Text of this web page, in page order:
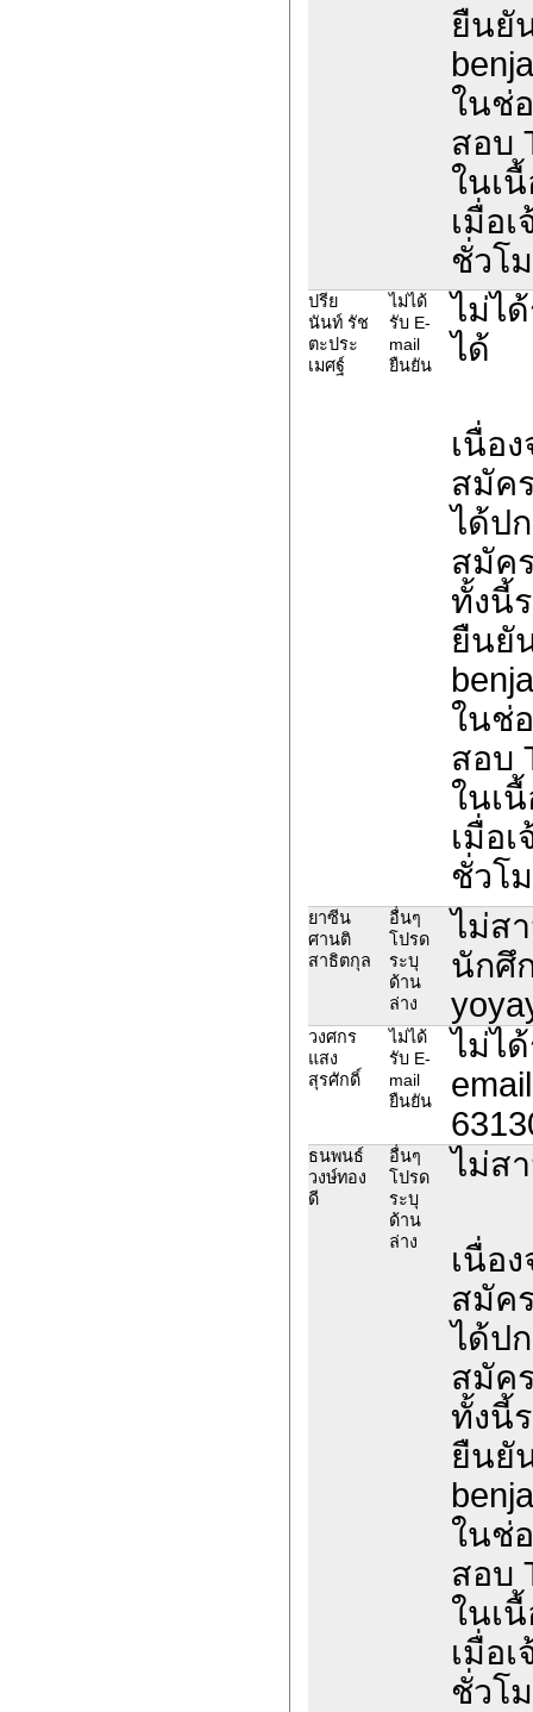
ยืนยั
ในช่
สอบ
ในเ
เมื่อ
ชั่วโ
ปรีย
นันท์ รัช
ตะประ
เมศฐ์
ไม่ได้
รับ E-
mail
ยืนยัน
ไม่ไ
ได้
เนื่อ
สมัค
ได้ป
สมัค
ทั้งนี้
ยืนยั
ในช่
สอบ
ในเ
เมื่อ
ชั่วโ
ยาซีน
ศานติ
สาธิตกุล
อื่นๆ
โปรด
ระบุ
ด้าน
ล่าง
ไม่ส
นักศึ
วงศกร
แสง
สุรศักดิ์
ไม่ได้
รับ E-
mail
ยืนยัน
ไม่ไ
ธนพนธ์
วงษ์ทอง
ดี
อื่นๆ
โปรด
ระบุ
ด้าน
ล่าง
ไม่ส
เนื่อ
สมัค
ได้ป
สมัค
ทั้งนี้
ยืนยั
ในช่
สอบ
ในเ
เมื่อ
ชั่วโ